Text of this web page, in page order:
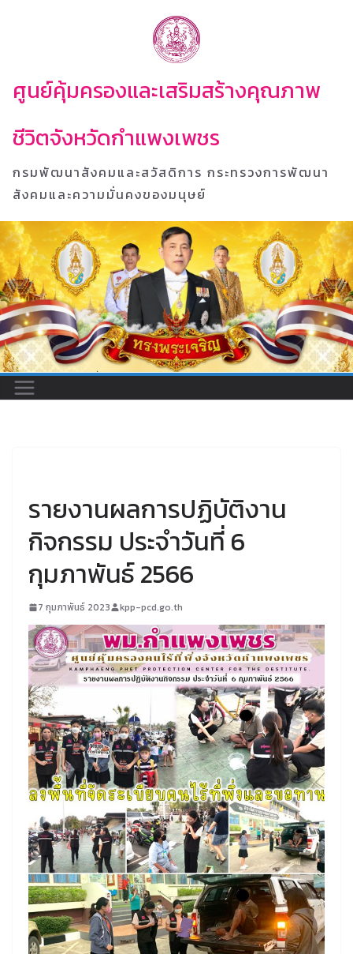
ศูนย์คุ้มครองและเสริมสร้างคุณภาพ
ชีวิตจังหวัดกำแพงเพชร
กรมพัฒนาสังคมและสวัสดิการ กระทรวงการพัฒนา
สังคมและความมั่นคงของมนุษย์
รายงานผลการปฏิบัติงาน
กิจกรรม ประจำวันที่ 6
กุมภาพันธ์ 2566
7 กุมภาพันธ์ 2023 kpp-pcd.go.th